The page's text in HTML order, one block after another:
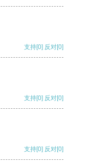
支持[0] 反对[0]
支持[0] 反对[0]
支持[0] 反对[0]